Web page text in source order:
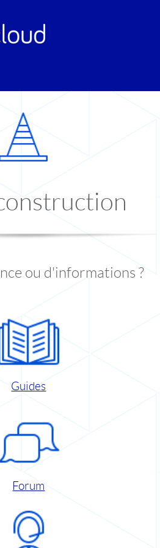
ou d'informations ?
Guides
Forum